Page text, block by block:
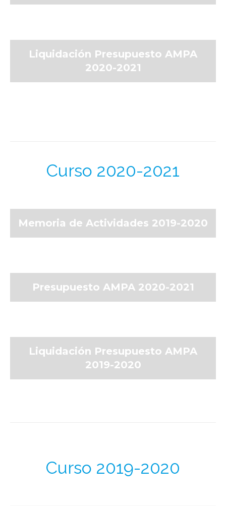
Liquidación Presupuesto AMPA
2020-2021
Curso 2020-2021
Memoria de Actividades 2019-2020
Presupuesto AMPA 2020-2021
Liquidación Presupuesto AMPA
2019-2020
Curso 2019-2020